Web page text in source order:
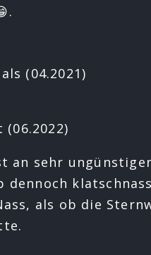
(04.2021)
(06.2022)
an sehr
dennoch
als ob die